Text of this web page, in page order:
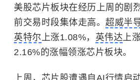
美股芯片板块在经历上周的剧
前交易时段集体走高。 超威半
英特尔上涨1.08%， 英伟达上
2.16%的涨幅领涨芯片板块。
上周，芯片股遭遇自AI行情启